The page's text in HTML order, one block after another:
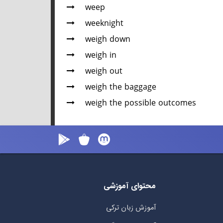
weep
weeknight
weigh down
weigh in
weigh out
weigh the baggage
weigh the possible outcomes
محتوای آموزشی
آموزش زبان ترکی